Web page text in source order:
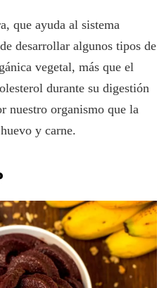
que ayuda al sistema
desarrollar algunos tipos de
vegetal, más que el
durante su digestión
nuestro organismo que la
y carne.